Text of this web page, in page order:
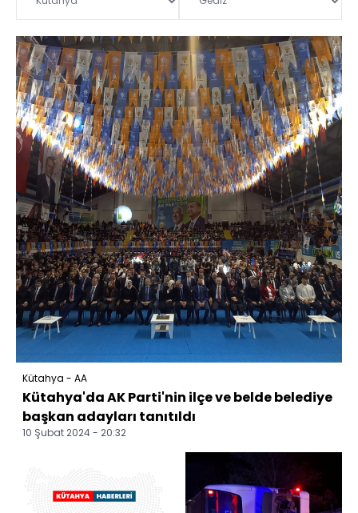
Kütahya - AA
Kütahya'da AK Parti'nin ilçe ve belde belediye
başkan adayları tanıtıldı
10 Şubat 2024 - 20:32